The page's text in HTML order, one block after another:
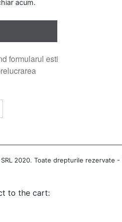
acum.
formularul esti
SRL 2020. Toate drepturile rezervate -
to the cart: